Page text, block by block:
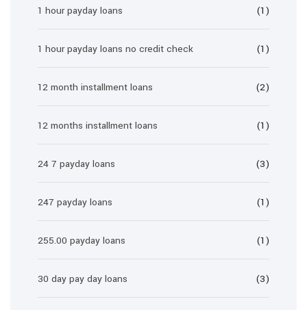
1 hour payday loans (1)
1 hour payday loans no credit check (1)
12 month installment loans (2)
12 months installment loans (1)
24 7 payday loans (3)
247 payday loans (1)
255.00 payday loans (1)
30 day pay day loans (3)